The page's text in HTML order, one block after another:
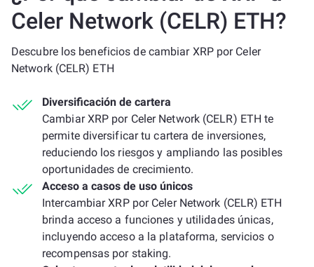
Celer Network (CELR) ETH?
Descubre los beneficios de cambiar XRP por Celer
Network (CELR) ETH
Diversificación de cartera
Cambiar XRP por Celer Network (CELR) ETH te
permite diversificar tu cartera de inversiones,
reduciendo los riesgos y ampliando las posibles
oportunidades de crecimiento.
Acceso a casos de uso únicos
Intercambiar XRP por Celer Network (CELR) ETH
brinda acceso a funciones y utilidades únicas,
incluyendo acceso a la plataforma, servicios o
recompensas por staking.